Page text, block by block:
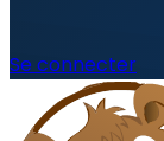
Se connecter